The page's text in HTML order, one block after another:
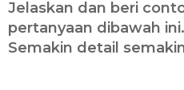
Jelaskan dan beri
pertanyaan dibawah ini.
Semakin detail